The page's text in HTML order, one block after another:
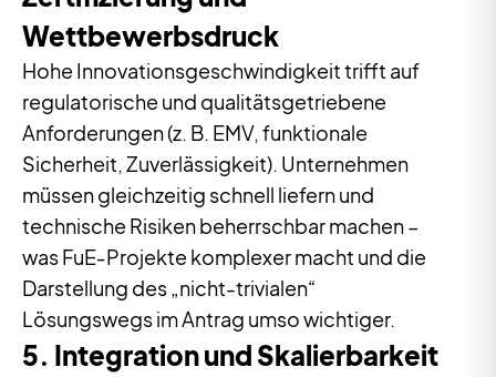
Wettbewerbsdruck
Hohe Innovationsgeschwindigkeit trifft auf
regulatorische und qualitätsgetriebene
Anforderungen (z. B. EMV, funktionale
Sicherheit, Zuverlässigkeit). Unternehmen
müssen gleichzeitig schnell liefern und
technische Risiken beherrschbar machen –
was FuE‑Projekte komplexer macht und die
Darstellung des „nicht-trivialen“
Lösungswegs im Antrag umso wichtiger.
5. Integration und Skalierbarkeit